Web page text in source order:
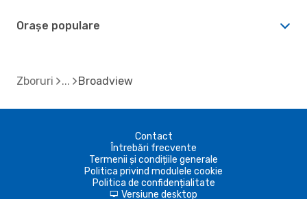
Orașe populare
Zboruri Broadview
Contact
Întrebări frecvente
Termenii și condițiile generale
Politica privind modulele cookie
Politica de confidențialitate
d Versiune desktop